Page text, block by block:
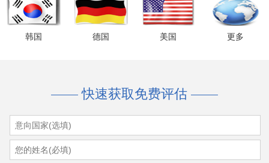
韩国 德国 美国 更多
快速获取免费评估